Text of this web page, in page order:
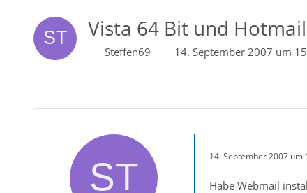
Vista 64 Bit und Hotmail
Steffen69 14. September 2007 um
14. September 2007 um
Habe Webmail